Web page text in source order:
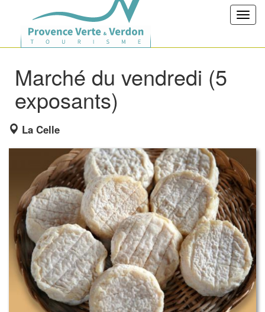
Marché du vendredi (5
exposants)
La Celle